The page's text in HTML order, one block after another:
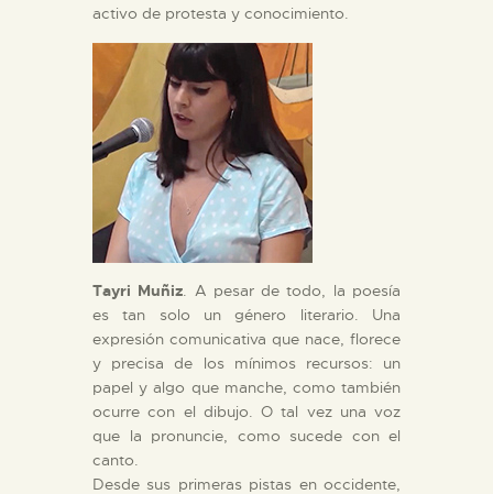
activo de protesta y conocimiento.
Tayri Muñiz. A pesar de todo, la poesía
es tan solo un género literario. Una
expresión comunicativa que nace, florece
y precisa de los mínimos recursos: un
papel y algo que manche, como también
ocurre con el dibujo. O tal vez una voz
que la pronuncie, como sucede con el
canto.
Desde sus primeras pistas en occidente,